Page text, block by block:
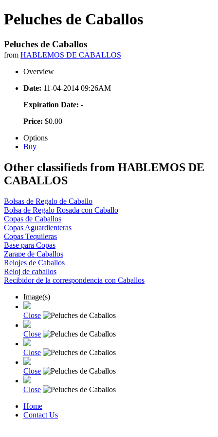
Peluches de Caballos
Peluches de Caballos
from HABLEMOS DE CABALLOS
Overview
Date: 11-04-2014 09:26AM
Expiration Date: -
Price: $0.00
Options
Buy
Other classifieds from HABLEMOS DE
CABALLOS
Bolsas de Regalo de Caballo
Bolsa de Regalo Rosada con Caballo
Copas de Caballos
Copas Aguardienteras
Copas Tequileras
Base para Copas
Zarape de Caballos
Relojes de Caballos
Reloj de caballos
Recibidor de la correspondencia con Caballos
Image(s)
Close
Close
Close
Close
Close
Home
Contact Us